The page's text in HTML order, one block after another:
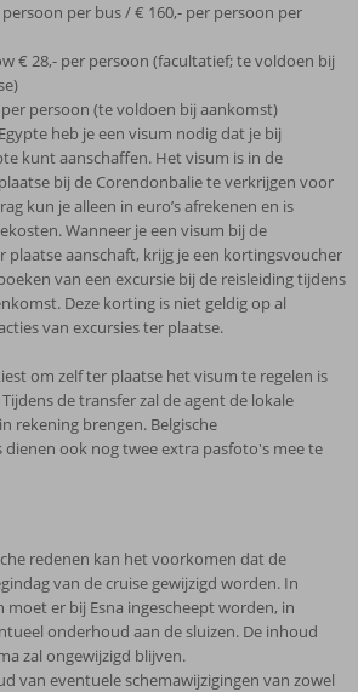
per bus / € 160,- per persoon per
€ 28,- per persoon (facultatief; te voldoen bij
per persoon (te voldoen bij aankomst)
heb je een visum nodig dat je bij
kunt aanschaffen. Het visum is in de
bij de Corendonbalie te verkrijgen voor
kun je alleen in euro’s afrekenen en is
Wanneer je een visum bij de
plaatse aanschaft, krijg je een kortingsvoucher
van een excursie bij de reisleiding tijdens
Deze korting is niet geldig op al
van excursies ter plaatse.
om zelf ter plaatse het visum te regelen is
de transfer zal de agent de lokale
rekening brengen. Belgische
ook nog twee extra pasfoto's mee te
redenen kan het voorkomen dat de
van de cruise gewijzigd worden. In
moet er bij Esna ingescheept worden, in
onderhoud aan de sluizen. De inhoud
zal ongewijzigd blijven.
van eventuele schemawijzigingen van zowel